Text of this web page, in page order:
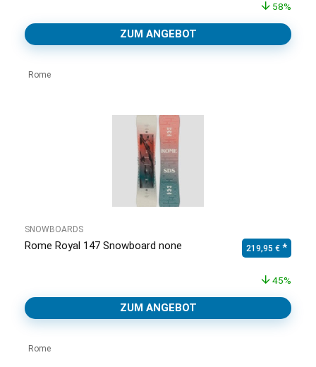
58%
ZUM ANGEBOT
Rome
SNOWBOARDS
Rome Royal 147 Snowboard none Ursprünglicher
219,95 €
45%
ZUM ANGEBOT
Rome